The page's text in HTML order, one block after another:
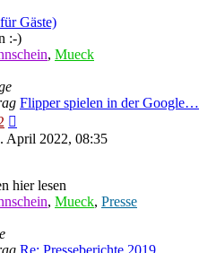
Gäste)
:-)
, Mueck
Flipper spielen in der Google…
Beitrag
April 2022, 08:35
hier lesen
, Mueck, Presse
Re: Presseberichte 2019